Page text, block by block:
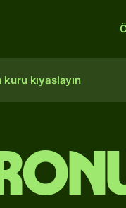
kuru kıyaslayın